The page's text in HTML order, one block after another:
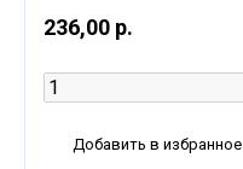
236,00 р.
Добавить в избранное